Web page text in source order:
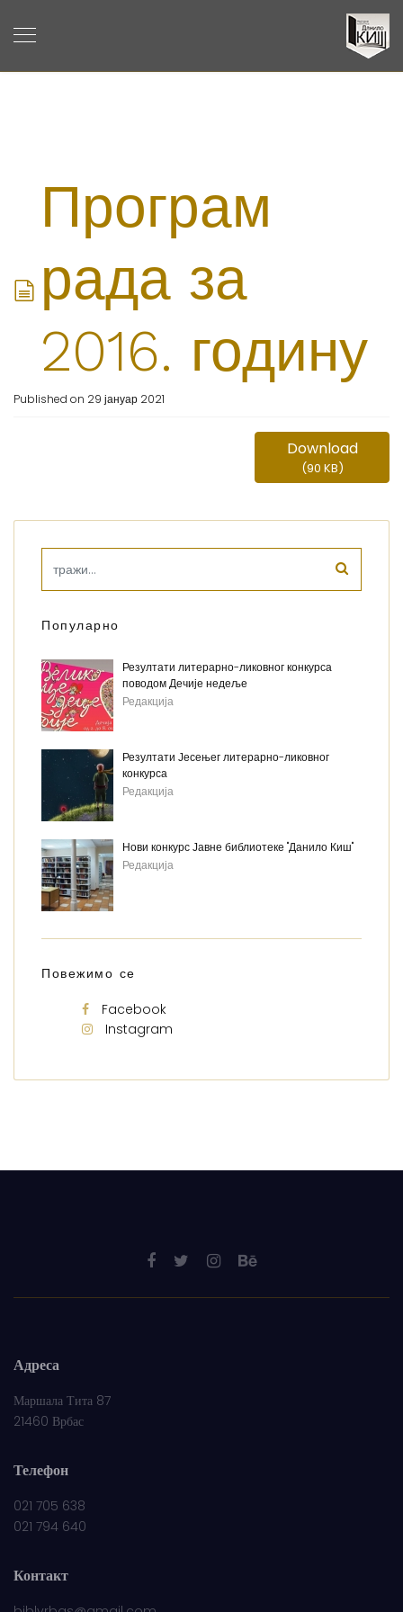
document
Програм
рада за
2016. годину
Published on 29 јануар 2021
Download
(90 KB)
Популарно
Резултати литерарно-ликовног конкурса
поводом Дечије недеље
Редакција
Резултати Јесењег литерарно-ликовног
конкурса
Редакција
Нови конкурс Јавне библиотеке "Данило Киш"
Редакција
Повежимо се
Facebook
Instagram
Адреса
Маршала Тита 87
21460 Врбас
Телефон
021 705 638
021 794 640
Контакт